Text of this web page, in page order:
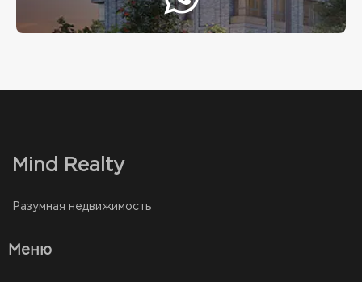
Mind Realty
Разумная недвижимость
Меню